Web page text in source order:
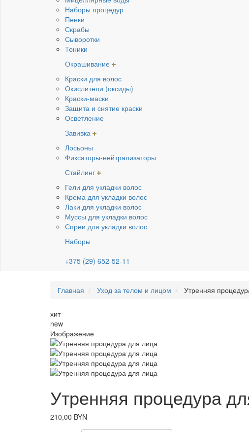
Наборы процедур
Пенки
Скрабы
Сыворотки
Тоники
Окрашивание
Краски для волос
Окислители (оксиды)
Краски-маски
Защита и снятие краски
Осветление
Завивка
Лосьоны
Фиксаторы-нейтрализаторы
Стайлинг
Гели для укладки волос
Крема для укладки волос
Лаки для укладки волос
Муссы для укладки волос
Спреи для укладки волос
Наборы
+375 (29) 652-52-11
Главная Уход за телом и лицом Утренняя
хит
new
Изображение
Утренняя процедура
210,00 BYN